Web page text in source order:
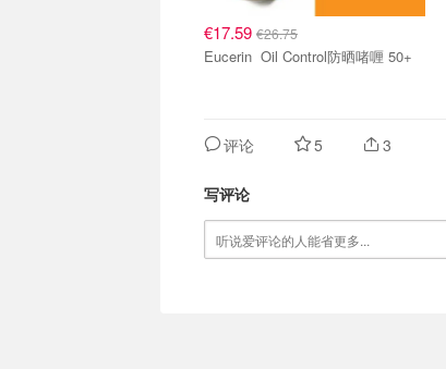
€17.59 €26.75
Eucerin Oil Control防晒啫喱 50+
评论 5 3
写评论